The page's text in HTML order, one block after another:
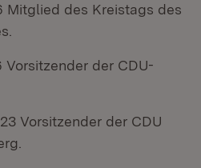
Mitglied des Kreistags des
Vorsitzender der CDU-
Vorsitzender der CDU